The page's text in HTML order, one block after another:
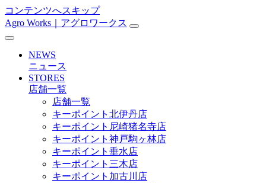
コンテンツへスキップ
メ
イ
Agro Works｜アグロワークス
NEWS
ニュース
STORES
店舗一覧
店舗一覧
キーポイント北伊丹店
キーポイント尼崎猪名寺店
キーポイント神戸駒ヶ林店
キーポイント垂水店
キーポイント三木店
キーポイント加古川店